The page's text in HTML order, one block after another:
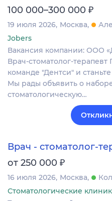
100 000–300 000 ₽
19 июля 2026 Москва
Jobers
Вакансия компании: ООО
Врач-стоматолог-
команде "Дентси" и
Мы рады объявить о
стоматологическую…
Врач - стоматолог-
от 250 000 ₽
16 июля 2026 Москва
Стоматологические